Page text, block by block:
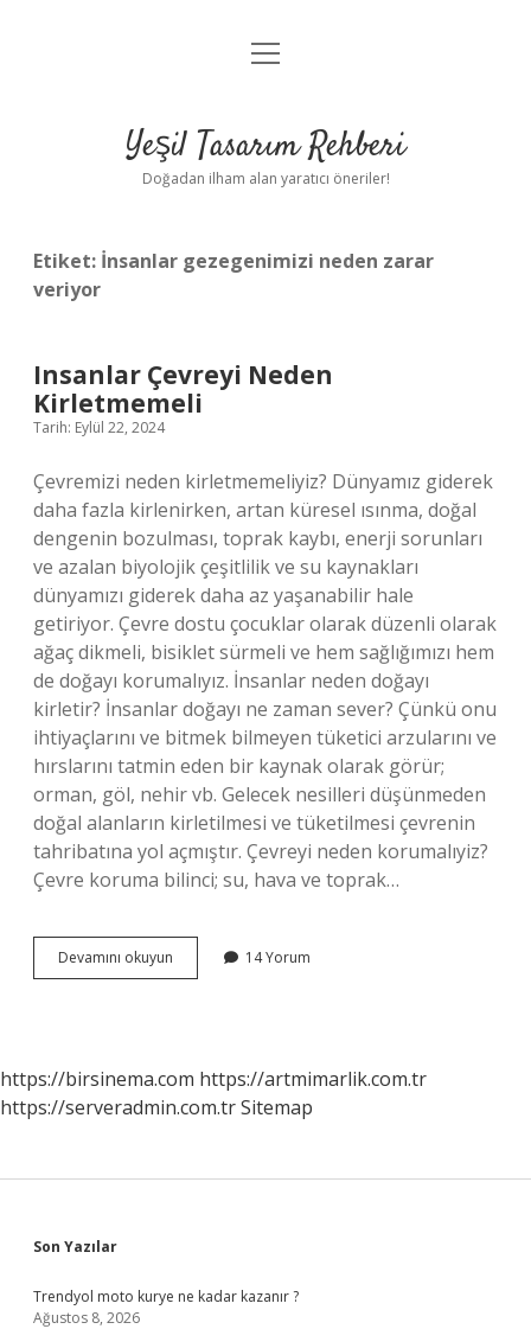
Anasayfa
Yasal Uyarı
menüyü
Yeşil Tasarım Rehberi
Doğadan ilham alan yaratıcı öneriler!
Etiket: İnsanlar gezegenimizi neden zarar
veriyor
Insanlar Çevreyi Neden
Kirletmemeli
Tarih: Eylül 22, 2024
Çevremizi neden kirletmemeliyiz? Dünyamız giderek
daha fazla kirlenirken, artan küresel ısınma, doğal
dengenin bozulması, toprak kaybı, enerji sorunları
ve azalan biyolojik çeşitlilik ve su kaynakları
dünyamızı giderek daha az yaşanabilir hale
getiriyor. Çevre dostu çocuklar olarak düzenli olarak
ağaç dikmeli, bisiklet sürmeli ve hem sağlığımızı hem
de doğayı korumalıyız. İnsanlar neden doğayı
kirletir? İnsanlar doğayı ne zaman sever? Çünkü onu
ihtiyaçlarını ve bitmek bilmeyen tüketici arzularını ve
hırslarını tatmin eden bir kaynak olarak görür;
orman, göl, nehir vb. Gelecek nesilleri düşünmeden
doğal alanların kirletilmesi ve tüketilmesi çevrenin
tahribatına yol açmıştır. Çevreyi neden korumalıyiz?
Çevre koruma bilinci; su, hava ve toprak…
Devamını okuyun Insanlar
Çevreyi
14 Yorum
https://birsinema.com https://artmimarlik.com.tr
https://serveradmin.com.trSitemap
Sidebar
Son Yazılar
Trendyol moto kurye ne kadar kazanır ?
Ağustos 8, 2026